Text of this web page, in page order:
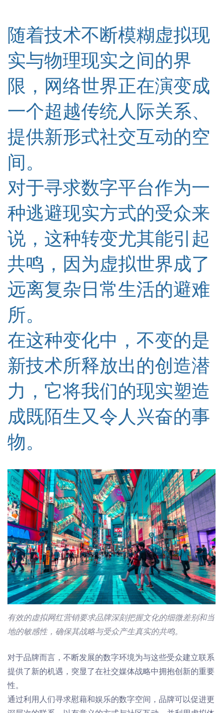
随着技术不断模糊虚拟现
实与物理现实之间的界
限，网络世界正在演变成
一个超越传统人际关系、
提供新形式社交互动的空
间。
对于寻求数字平台作为一
种逃避现实方式的受众来
说，这种转变尤其能引起
共鸣，因为虚拟世界成了
远离复杂日常生活的避难
所。
在这种变化中，不变的是
新技术所释放出的创造潜
力，它将我们的现实塑造
成既陌生又令人兴奋的事
物。
有效的虚拟网红营销要求品牌深刻把握文化的细微差别和当
地的敏感性，确保其战略与受众产生真实的共鸣。
对于品牌而言，不断发展的数字环境为与这些受众建立联系
提供了新的机遇， 突显了在社交媒体战略中拥抱创新的重要
性。
通过利用人们寻求慰藉和娱乐的数字空间，品牌可以促进更